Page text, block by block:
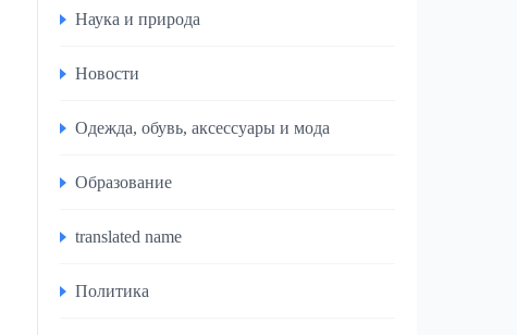
Наука и природа
Новости
Одежда, обувь, аксессуары и мода
Образование
translated name
Политика